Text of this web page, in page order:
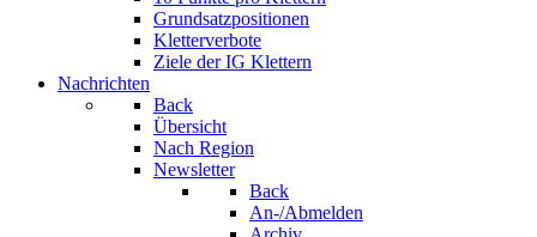
Grundsatzpositionen
Kletterverbote
Ziele der IG Klettern
Nachrichten
Back
Übersicht
Nach Region
Newsletter
Back
An-/Abmelden